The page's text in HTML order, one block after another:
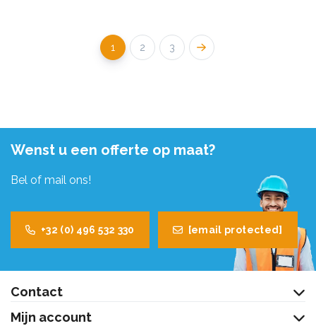
1 2 3
Wenst u een offerte op maat?
Bel of mail ons!
+32 (0) 496 532 330 [email protected]
Contact
Mijn account